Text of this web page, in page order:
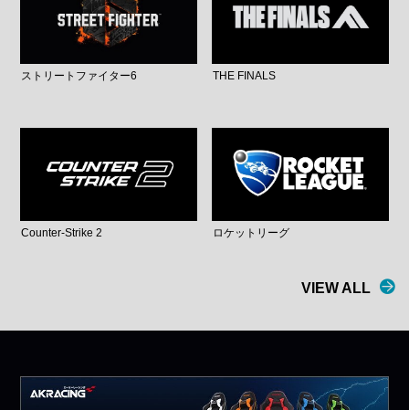
ストリートファイター6 THE FINALS
Counter-Strike 2 ロケットリーグ
VIEW ALL